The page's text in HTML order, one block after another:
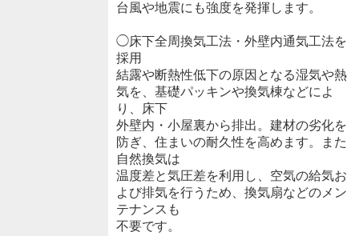
台風や地震にも強度を発揮します。
◯床下全周換気工法・外壁内通気工法を
採用
結露や断熱性低下の原因となる湿気や熱
気を、基礎パッキンや換気棟などによ
り、床下
外壁内・小屋裏から排出。建材の劣化を
防ぎ、住まいの耐久性を高めます。また
自然換気は
温度差と気圧差を利用し、空気の給気お
よび排気を行うため、換気扇などのメン
テナンスも
不要です。